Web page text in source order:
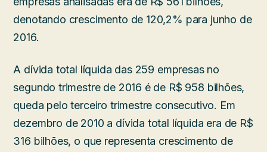
denotando crescimento de 120,2% para junho de
2016.
A dívida total líquida das 259 empresas no
segundo trimestre de 2016 é de R$ 958 bilhões,
queda pelo terceiro trimestre consecutivo. Em
dezembro de 2010 a dívida total líquida era de R$
316 bilhões, o que representa crescimento de